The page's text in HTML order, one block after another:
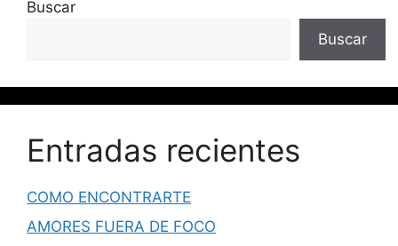
Buscar
Buscar
Entradas recientes
COMO ENCONTRARTE
AMORES FUERA DE FOCO